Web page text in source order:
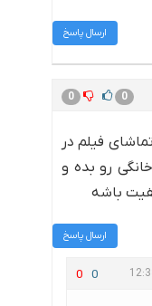
ارسال پاسخ
0 0
فیلم در
رو بده و
باشه
ارسال پاسخ
0 0